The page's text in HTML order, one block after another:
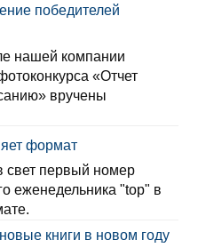
победителей
нашей компании
«Отчет
вручены
формат
свет первый номер
еженедельника "top" в
книги в новом году